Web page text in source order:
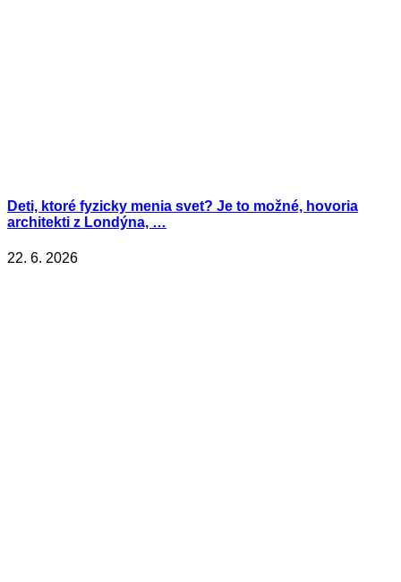
Deti, ktoré fyzicky menia svet? Je to možné, hovoria
architekti z Londýna, …
22. 6. 2026